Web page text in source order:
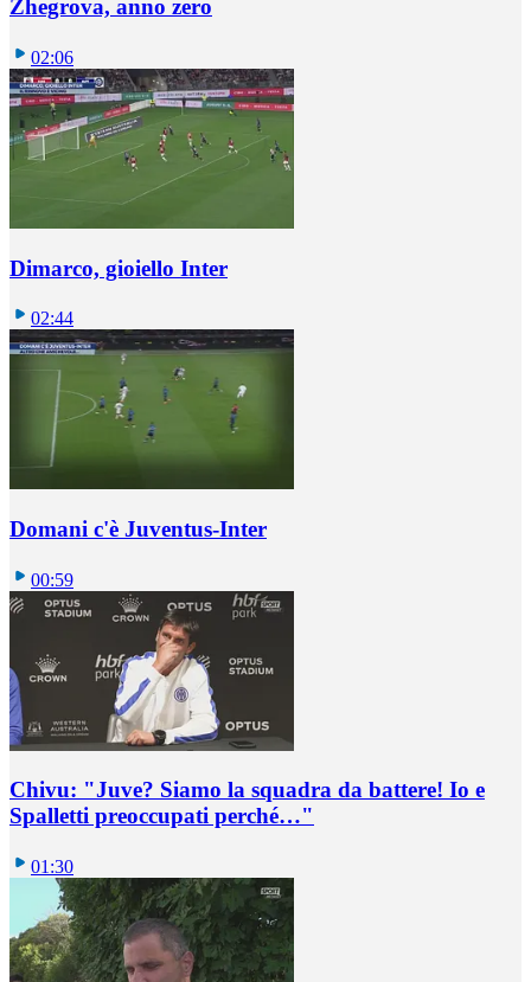
Zhegrova, anno zero
02:06
Dimarco, gioiello Inter
02:44
Domani c'è Juventus-Inter
00:59
Chivu: "Juve? Siamo la squadra da battere! Io e
Spalletti preoccupati perché…"
01:30